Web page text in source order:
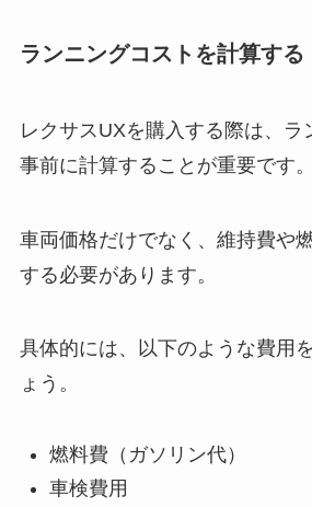
ランニングコストを計算する
レクサスUXを購入する際は、ラ
事前に計算することが重要です。
車両価格だけでなく、維持費や
する必要があります。
具体的には、以下のような費用
ょう。
燃料費（ガソリン代）
車検費用